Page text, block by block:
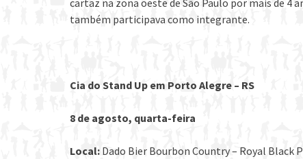
cartaz na zona oeste de São Paulo por mais de 4
também participava como integrante.
Cia do Stand Up em Porto Alegre – RS
8 de agosto, quarta-feira
Local: Dado Bier Bourbon Country – Royal Black